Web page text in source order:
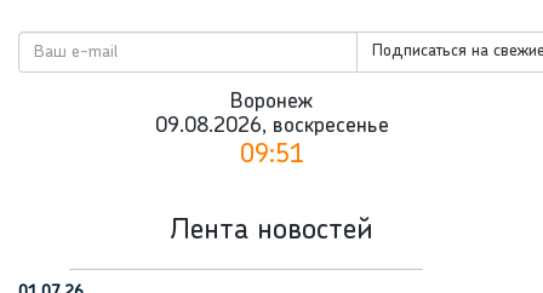
Подписаться на
Воронеж
09.08.2026, воскресенье
09:51
Лента новостей